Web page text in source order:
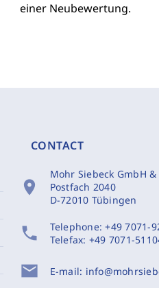
einer Neubewertung.
CONTACT
location_on
Mohr Siebeck GmbH &
Postfach 2040
D-72010 Tübingen
phone Telephone:+49 7071-
Telefax: +49 7071-
mail E-mail: